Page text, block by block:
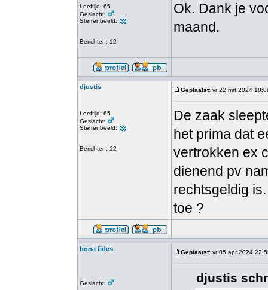
Leeftijd: 65
Geslacht:
Sterrenbeeld:
Berichten: 12
Ok. Dank je
maand.
djustis
Leeftijd: 65
Geslacht:
Sterrenbeeld:
Berichten: 12
Geplaatst: vr 22 mrt 2024
De zaak
het prima dat
vertrokken ex
dienend pv
rechtsgeldig
toe ?
bona fides
Geslacht:
Geplaatst: vr 05 apr 2024
djustis